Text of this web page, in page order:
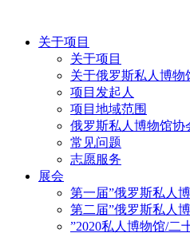
关于项目
关于项目
关于俄罗斯私人博物
项目发起人
项目地域范围
俄罗斯私人博物馆协
常见问题
志愿服务
展会
第一届”俄罗斯私人
第二届”俄罗斯私人
”2020私人博物馆/二